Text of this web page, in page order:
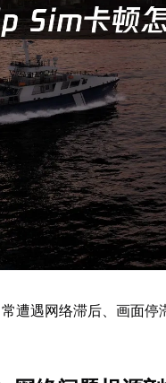
遭遇网络滞后、画面停